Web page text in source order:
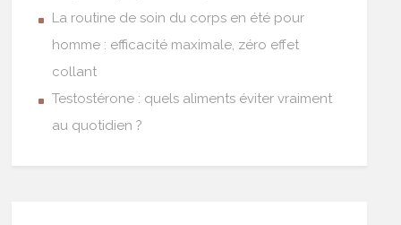
La routine de soin du corps en été pour
homme : efficacité maximale, zéro effet
collant
Testostérone : quels aliments éviter vraiment
au quotidien ?